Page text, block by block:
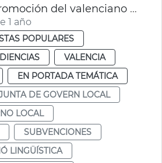
Ayudas a la promoción del valenciano en comercios de València
1 año
POPULARES
VALENCIA
EN PORTADA TEMÁTICA
DE GOVERN LOCAL
LOCAL
SUBVENCIONES
LINGÜÍSTICA